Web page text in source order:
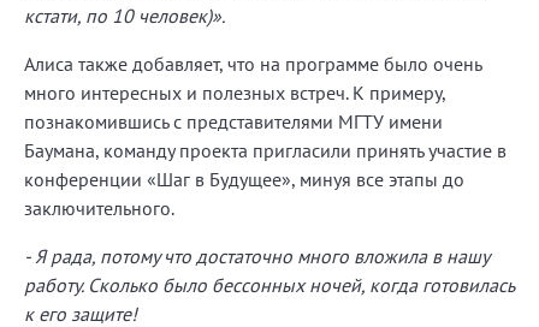
кстати, по 10 человек)».
Алиса также добавляет, что на программе было очень
много интересных и полезных встреч. К примеру,
познакомившись с представителями МГТУ имени
Баумана, команду проекта пригласили принять участие в
конференции «Шаг в Будущее», минуя все этапы до
заключительного.
- Я рада, потому что достаточно много вложила в нашу
работу. Сколько было бессонных ночей, когда готовилась
к его защите!